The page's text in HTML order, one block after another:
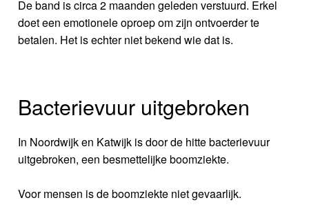
De band is circa 2 maanden geleden verstuurd. Erkel
doet een emotionele oproep om zijn ontvoerder te
betalen. Het is echter niet bekend wie dat is.
Bacterievuur uitgebroken
In Noordwijk en Katwijk is door de hitte bacterievuur
uitgebroken, een besmettelijke boomziekte.
Voor mensen is de boomziekte niet gevaarlijk.